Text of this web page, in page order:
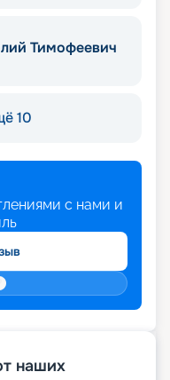
Тимофеевич
10
с нами и
наших